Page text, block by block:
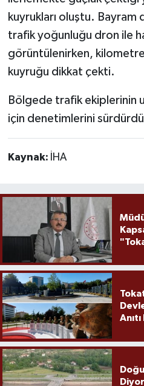
kuyrukları oluştu.
trafik yoğunluğu dron ile
görüntülenirken,
kuyruğu dikkat çekti.
Bölgede trafik ekiplerinin
için denetimlerini
Kaynak: İHA